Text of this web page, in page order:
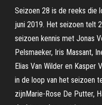
Seizoen 28 is de reeks die
juni 2019. Het seizoen telt
seizoen kennis met Jonas
Pelsmaeker, Iris Massant,
Elias Van Wilder en Kasper
in de loop van het seizoen
zijnMarie-Rose De Putter,